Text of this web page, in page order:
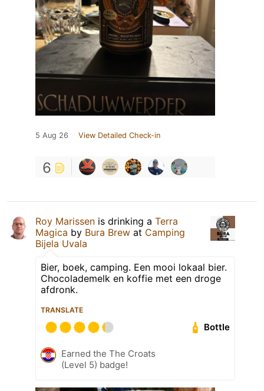
5 Aug 26 View Detailed Check-in
6
Roy Marissen is drinking a Terra
Magica by Bura Brew at Camping
Bijela Uvala
Bier, boek, camping. Een mooi lokaal bier.
Chocolademelk en koffie met een droge
afdronk.
TRANSLATE
Bottle
Earned the The Croats
(Level 5) badge!